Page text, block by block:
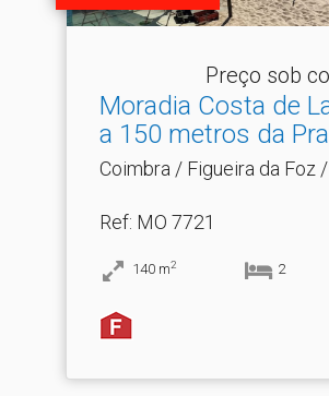
Preço sob
Moradia Costa de
a 150 metros da
Coimbra / Figueira da Foz
Ref: MO 7721
140 m2 2